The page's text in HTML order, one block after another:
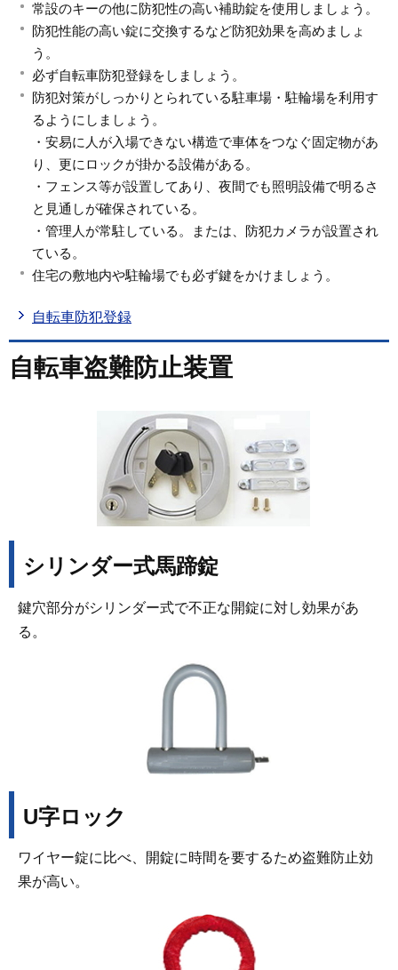
常設のキーの他に防犯性の高い補助錠を使用しましょう。
防犯性能の高い錠に交換するなど防犯効果を高めましょ
う。
必ず自転車防犯登録をしましょう。
防犯対策がしっかりとられている駐車場・駐輪場を利用す
るようにしましょう。
・安易に人が入場できない構造で車体をつなぐ固定物があ
り、更にロックが掛かる設備がある。
・フェンス等が設置してあり、夜間でも照明設備で明るさ
と見通しが確保されている。
・管理人が常駐している。または、防犯カメラが設置され
ている。
住宅の敷地内や駐輪場でも必ず鍵をかけましょう。
自転車防犯登録
自転車盗難防止装置
シリンダー式馬蹄錠
鍵穴部分がシリンダー式で不正な開錠に対し効果があ
る。
U字ロック
ワイヤー錠に比べ、開錠に時間を要するため盗難防止効
果が高い。